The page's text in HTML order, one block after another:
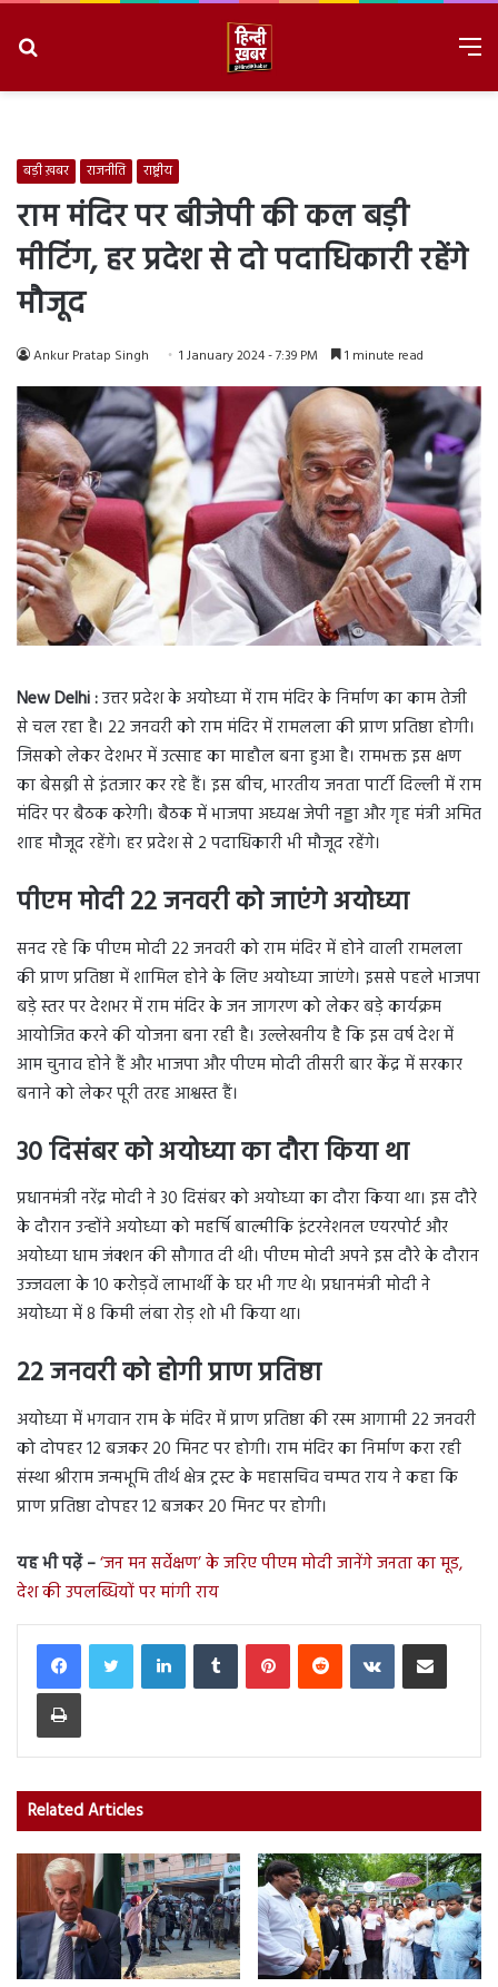
बड़ी ख़बर राजनीति राष्ट्रीय
राम मंदिर पर बीजेपी की कल बड़ी
मीटिंग, हर प्रदेश से दो पदाधिकारी रहेंगे
मौजूद
Ankur Pratap Singh 1 January 2024 - 7:39 PM 1 minute read
New Delhi :उत्तर प्रदेश के अयोध्या में राम मंदिर के निर्माण का काम तेजी
से चल रहा है। 22 जनवरी को राम मंदिर में रामलला की प्राण प्रतिष्ठा होगी।
जिसको लेकर देशभर में उत्साह का माहौल बना हुआ है। रामभक्त इस क्षण
का बेसब्री से इंतजार कर रहे हैं। इस बीच, भारतीय जनता पार्टी दिल्ली में राम
मंदिर पर बैठक करेगी। बैठक में भाजपा अध्यक्ष जेपी नड्डा और गृह मंत्री अमित
शाह मौजूद रहेंगे। हर प्रदेश से 2 पदाधिकारी भी मौजूद रहेंगे।
पीएम मोदी 22 जनवरी को जाएंगे अयोध्या
सनद रहे कि पीएम मोदी 22 जनवरी को राम मंदिर में होने वाली रामलला
की प्राण प्रतिष्ठा में शामिल होने के लिए अयोध्या जाएंगे। इससे पहले भाजपा
बड़े स्तर पर देशभर में राम मंदिर के जन जागरण को लेकर बड़े कार्यक्रम
आयोजित करने की योजना बना रही है। उल्लेखनीय है कि इस वर्ष देश में
आम चुनाव होने हैं और भाजपा और पीएम मोदी तीसरी बार केंद्र में सरकार
बनाने को लेकर पूरी तरह आश्वस्त हैं।
30 दिसंबर को अयोध्या का दौरा किया था
प्रधानमंत्री नरेंद्र मोदी ने 30 दिसंबर को अयोध्या का दौरा किया था। इस दौरे
के दौरान उन्होंने अयोध्या को महर्षि बाल्मीकि इंटरनेशनल एयरपोर्ट और
अयोध्या धाम जंक्शन की सौगात दी थी। पीएम मोदी अपने इस दौरे के दौरान
उज्जवला के 10 करोड़वें लाभार्थी के घर भी गए थे। प्रधानमंत्री मोदी ने
अयोध्या में 8 किमी लंबा रोड़ शो भी किया था।
22 जनवरी को होगी प्राण प्रतिष्ठा
अयोध्या में भगवान राम के मंदिर में प्राण प्रतिष्ठा की रस्म आगामी 22 जनवरी
को दोपहर 12 बजकर 20 मिनट पर होगी। राम मंदिर का निर्माण करा रही
संस्था श्रीराम जन्मभूमि तीर्थ क्षेत्र ट्रस्ट के महासचिव चम्पत राय ने कहा कि
प्राण प्रतिष्ठा दोपहर 12 बजकर 20 मिनट पर होगी।
यह भी पढ़ें –‘जन मन सर्वेक्षण’ के जरिए पीएम मोदी जानेंगे जनता का मूड,
देश की उपलब्धियों पर मांगी राय
LinkedInTumblr PinterestReddit VKontakteShare via Email
Print
Related Articles